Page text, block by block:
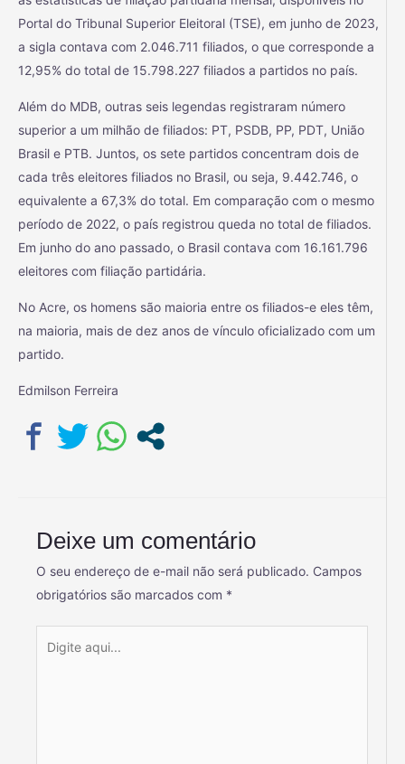
Portal do Tribunal Superior Eleitoral (TSE), em junho de 2023,
a sigla contava com 2.046.711 filiados, o que corresponde a
12,95% do total de 15.798.227 filiados a partidos no país.
Além do MDB, outras seis legendas registraram número
superior a um milhão de filiados: PT, PSDB, PP, PDT, União
Brasil e PTB. Juntos, os sete partidos concentram dois de
cada três eleitores filiados no Brasil, ou seja, 9.442.746, o
equivalente a 67,3% do total. Em comparação com o mesmo
período de 2022, o país registrou queda no total de filiados.
Em junho do ano passado, o Brasil contava com 16.161.796
eleitores com filiação partidária.
No Acre, os homens são maioria entre os filiados-e eles têm,
na maioria, mais de dez anos de vínculo oficializado com um
partido.
Edmilson Ferreira
Deixe um comentário
O seu endereço de e-mail não será publicado. Campos
obrigatórios são marcados com *